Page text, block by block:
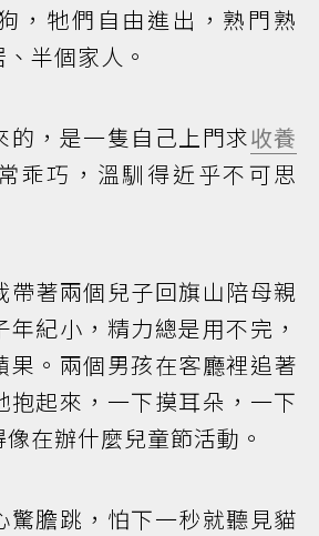
，牠們自由進出，熟門熟
半個家人。
的，是一隻自己上門求收養
乖巧，溫馴得近乎不可思
帶著兩個兒子回旗山陪母親
紀小，精力總是用不完，
果。兩個男孩在客廳裡追著
抱起來，一下摸耳朵，一下
在辦什麼兒童節活動。
驚膽跳，怕下一秒就聽見貓